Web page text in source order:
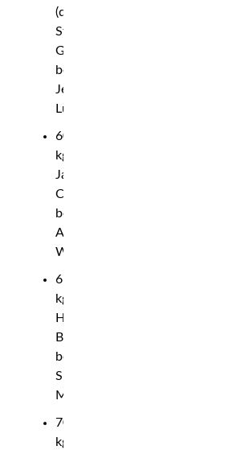
(damer)
Sthelyne
Grosy
besegrade
Jenny
Lundberg
60
kg:
Jacub
Cassar
besegrade
Alvin
Warukaga
65
kg:
Hampus
Broman
besegrade
Sharip
Moijtaba
70
kg: